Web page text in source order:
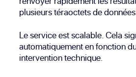
plusieurs téraoctets de
Le service est scalable. Cela
automatiquement en fonction
intervention technique.